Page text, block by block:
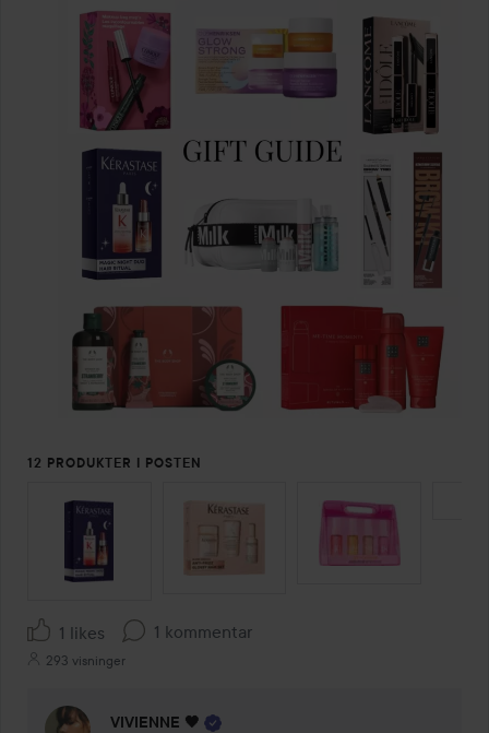
12 PRODUKTER I POSTEN
SPRING OVER SEKTIONEN
1 likes 1 kommentar
293 visninger
VIVIENNE 🖤